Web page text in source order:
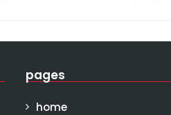
pages
home